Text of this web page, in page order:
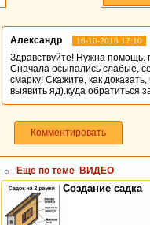
Александр 16-10-2016 17:10
Здравствуйте! Нужна помощь.
Сначала осыпались слабые,
смарку! Скажите, как
выявить яд).куда обратиться
Комментировать
Еще по теме ВИДЕО
Создание садка